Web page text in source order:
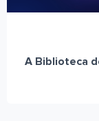
A Biblioteca